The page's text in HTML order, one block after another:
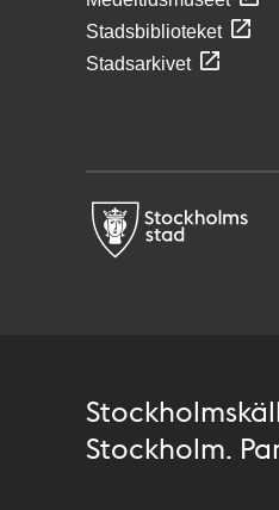
Stadsbiblioteket
Stadsarkivet
Stockholm.